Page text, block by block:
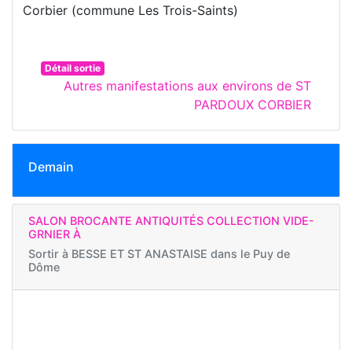
Corbier (commune Les Trois-Saints)
Détail sortie
Autres manifestations aux environs de ST
PARDOUX CORBIER
Demain
SALON BROCANTE ANTIQUITÉS COLLECTION VIDE-
GRNIER À
Sortir à BESSE ET ST ANASTAISE dans le Puy de
Dôme